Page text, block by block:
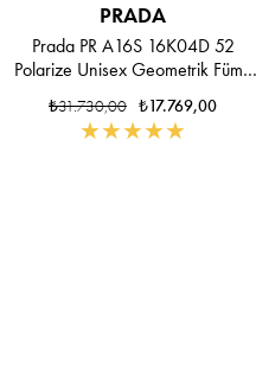
PRADA
Prada PR A16S 16K04D 52
Polarize Unisex Geometrik Füme
Kemik Güneş Gözlüğü
★★★★★
₺17.769,00
₺31.730,00